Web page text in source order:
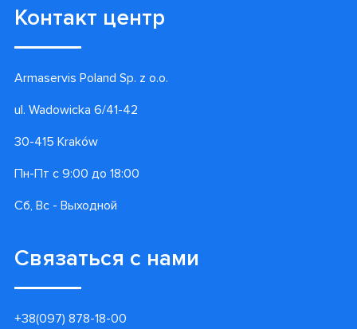
Контакт центр
Armaservis Poland Sp. z o.o.
ul. Wadowicka 6/41-42
30-415 Kraków
Пн-Пт с 9:00 до 18:00
Сб, Вс - Выходной
Связаться с нами
+38(097) 878-18-00